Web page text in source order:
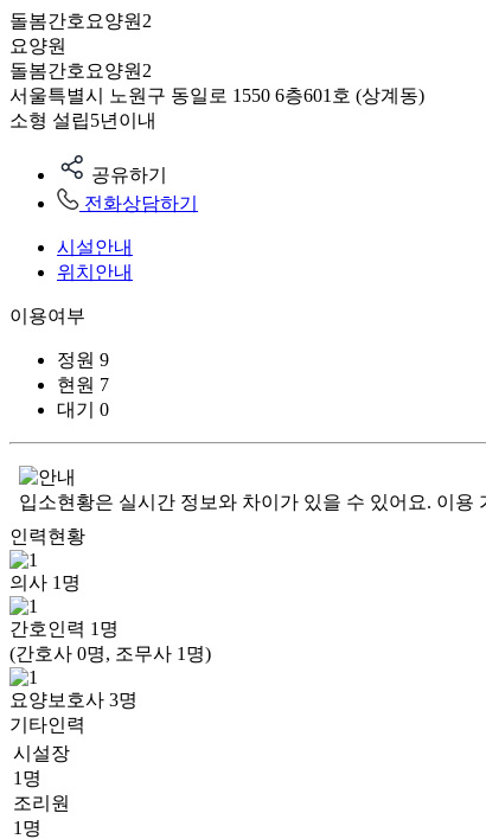
돌봄간호요양원2
요양원
돌봄간호요양원2
서울특별시 노원구 동일로 1550 6층601호 (상계동)
소형 설립5년이내
공유하기
전화상담하기
시설안내
위치안내
이용여부
정원 9
현원 7
대기
0
입소현황은 실시간 정보와 차이가 있을 수 있어요. 이용
인력현황
의사 1 명
간호인력 1 명
(간호사 0명, 조무사 1명)
요양보호사 3명
기타인력
시설장
1명
조리원
1명